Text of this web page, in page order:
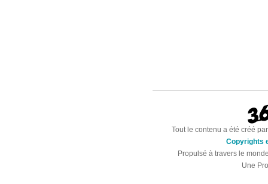
Tout le contenu a été créé
Copyrights
Propulsé à travers le
Une